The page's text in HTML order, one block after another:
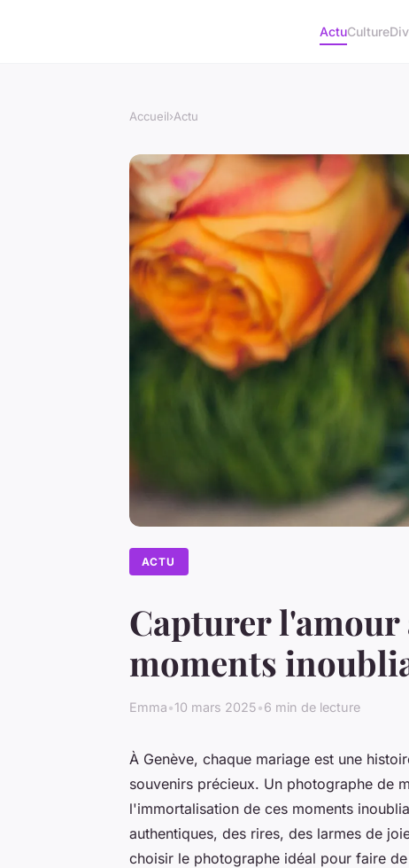
ActuCulture
Accueil›Actu
ACTU
Capturer l'amour
moments
Emma•10 mars 2025•6 min de lecture
À Genève, chaque mariage est une
souvenirs précieux. Un photographe de
l'immortalisation de ces moments
authentiques, des rires, des larmes de
choisir le photographe idéal pour faire